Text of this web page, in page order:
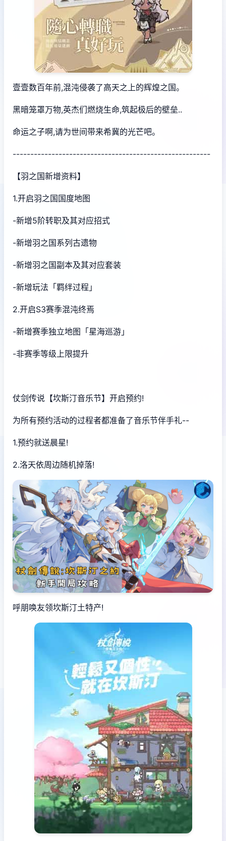
壹壹数百年前,混沌侵袭了高天之上的辉煌之国。
黑暗笼罩万物,英杰们燃烧生命,筑起极后的壁垒..
命运之子啊,请为世间带来希冀的光芒吧。
--------------------------------------------------------
【羽之国新增资料】
1.开启羽之国国度地图
-新增5阶转职及其对应招式
-新增羽之国系列古遗物
-新增羽之国副本及其对应套装
-新增玩法「羁绊过程」
2.开启S3赛季混沌终焉
-新增赛季独立地图「星海巡游」
-非赛季等级上限提升
仗剑传说【坎斯汀音乐节】开启预约!
为所有预约活动的过程者都准备了音乐节伴手礼--
1.预约就送晨星!
2.洛天依周边随机掉落!
呼朋唤友领坎斯汀土特产!